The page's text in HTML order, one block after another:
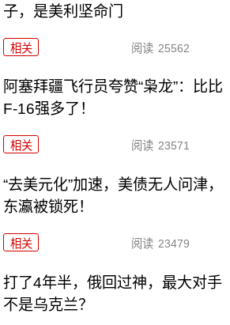
子，是美利坚命门
相关 阅读 25562
阿塞拜疆飞行员夸赞“枭龙”：比比
F-16强多了！
相关 阅读 23571
“去美元化”加速，美债无人问津，
东瀛被锁死！
相关 阅读 23479
打了4年半，俄回过神，最大对手
不是乌克兰？